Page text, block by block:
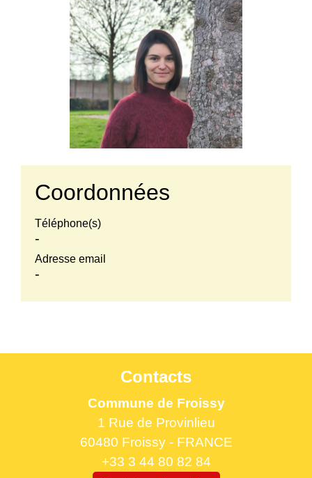
Coordonnées
Téléphone(s)
-
Adresse email
-
Contacts
Commune de Froissy
1 Rue de Provinlieu
60480 Froissy - FRANCE
+33 3 44 80 82 84